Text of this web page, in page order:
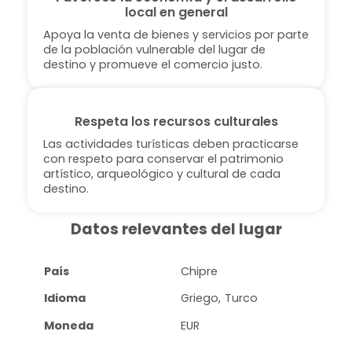
local en general
Apoya la venta de bienes y servicios por parte
de la población vulnerable del lugar de
destino y promueve el comercio justo.
Respeta los recursos culturales
Las actividades turísticas deben practicarse
con respeto para conservar el patrimonio
artístico, arqueológico y cultural de cada
destino.
Datos relevantes del lugar
País
Chipre
Idioma
Griego, Turco
Moneda
EUR